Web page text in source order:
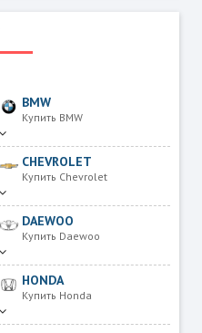
BMW
Купить BMW
CHEVROLET
Купить Chevrolet
DAEWOO
Купить Daewoo
HONDA
Купить Honda